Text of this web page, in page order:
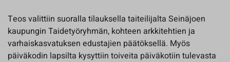
Teos valittiin suoralla tilauksella taiteilijalta Seinäjoen
kaupungin Taidetyöryhmän, kohteen arkkitehtien ja
varhaiskasvatuksen edustajien päätöksellä. Myös
päiväkodin lapsilta kysyttiin toiveita päiväkotiin tulevasta